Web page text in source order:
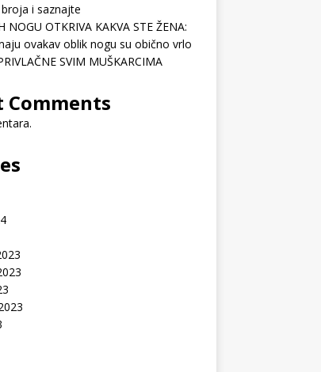
i saznajte
NOGU OTKRIVA KAKVA STE ŽENA:
ovakav oblik nogu su obično vrlo
SVIM MUŠKARCIMA
Comments